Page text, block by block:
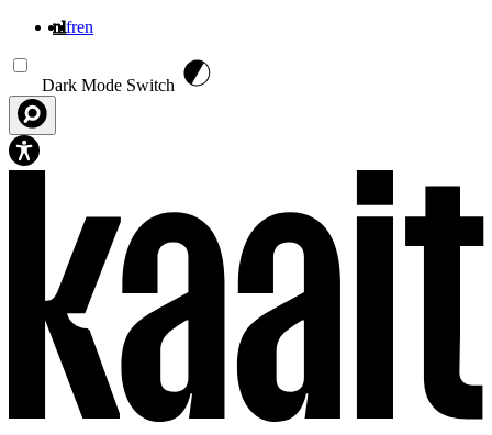
nlfren
Dark Mode Switch